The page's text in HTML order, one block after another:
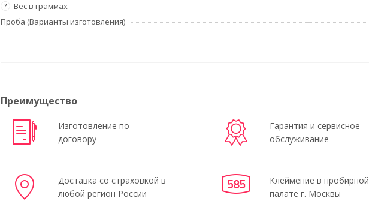
? Вес в граммах
Проба (Варианты изготовления)
Преимущество
Изготовление по
договору
Гарантия и сервисное
обслуживание
Доставка со страховкой в
любой регион России
Клеймение в пробирной
палате г. Москвы